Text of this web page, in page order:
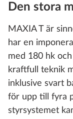
Den stora
MAXIA T är
har en
med 180 hk
kraftfull teknik
inklusive svart
för upp till fyra
styrsystemet